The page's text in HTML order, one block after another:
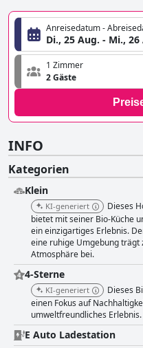
Anreisedatum -
Di., 25 Aug. - Mi., 26
1 Zimmer
2 Gäste
INFO
Kategorien
Klein
KI-generiert
Dieses
bietet mit seiner Bio-Küche
ein einzigartiges Erlebnis.
eine ruhige Umgebung
Atmosphäre bei.
4-Sterne
KI-generiert
Dieses
einen Fokus auf
umweltfreundliches Erlebnis.
E Auto Ladestation